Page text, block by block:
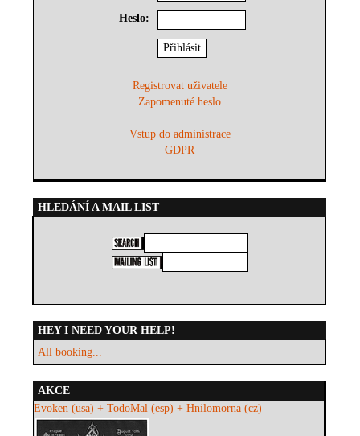
Heslo:
Registrovat uživatele
Zapomenuté heslo
Vstup do administrace
GDPR
HLEDÁNÍ A MAIL LIST
HEY I NEED YOUR HELP!
All booking...
AKCE
Evoken (usa) + TodoMal (esp) + Hnilomorna (cz)